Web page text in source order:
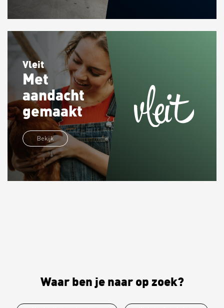
Vleit
Met
aandacht
gemaakt
Bekijk
Waar ben je naar op zoek?